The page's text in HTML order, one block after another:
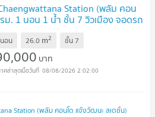
Station (พลัม คอน
ม. 1 นอน 1 น้ำ ชั้น 7 วิวเมือง จอดรถ
อน 26.0 m2 ชั้น 7
บาท
08/08/2026 2:02:00
Station (พลัม คอนโด แจ้งวัฒนะ สเตชั่น)